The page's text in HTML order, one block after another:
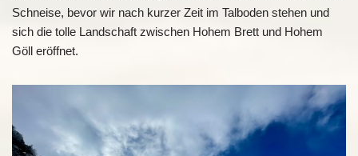
Schneise, bevor wir nach kurzer Zeit im Talboden stehen und
sich die tolle Landschaft zwischen Hohem Brett und Hohem
Göll eröffnet.